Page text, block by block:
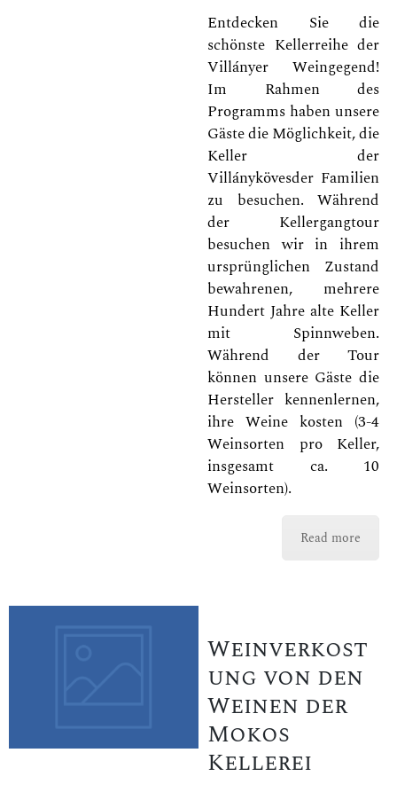
Entdecken Sie die
schönste Kellerreihe der
Villányer Weingegend!
Im Rahmen des
Programms haben unsere
Gäste die Möglichkeit, die
Keller der
Villánykövesder Familien
zu besuchen. Während
der Kellergangtour
besuchen wir in ihrem
ursprünglichen Zustand
bewahrenen, mehrere
Hundert Jahre alte Keller
mit Spinnweben.
Während der Tour
können unsere Gäste die
Hersteller kennenlernen,
ihre Weine kosten (3-4
Weinsorten pro Keller,
insgesamt ca. 10
Weinsorten).
Read more
Weinverkost
ung von den
Weinen der
Mokos
Kellerei